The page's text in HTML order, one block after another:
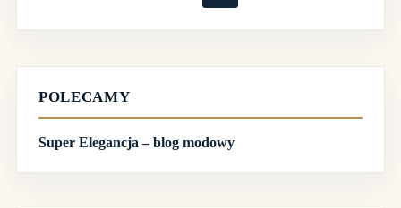
wyników
POLECAMY
Super Elegancja – blog modowy